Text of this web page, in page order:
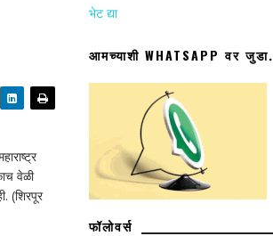
वेळी
(शिरपूर
भेट द्या
आमच्याशी WHATSAPP वर जुडा.
फॉलोवर्स